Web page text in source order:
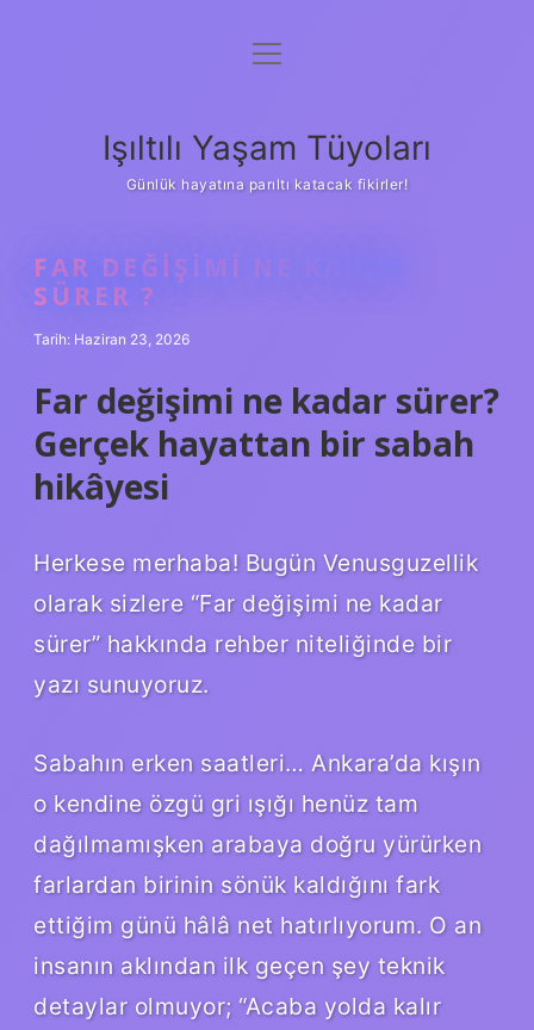
Anasayfa
Yasal Uyarı
menüyü
Işıltılı Yaşam Tüyoları
Günlük hayatına parıltı katacak fikirler!
FAR DEĞIŞIMI NE KADAR
SÜRER ?
Tarih: Haziran 23, 2026
Far değişimi ne kadar sürer?
Gerçek hayattan bir sabah
hikâyesi
Herkese merhaba! Bugün Venusguzellik
olarak sizlere “Far değişimi ne kadar
sürer” hakkında rehber niteliğinde bir
yazı sunuyoruz.
Sabahın erken saatleri… Ankara’da kışın
o kendine özgü gri ışığı henüz tam
dağılmamışken arabaya doğru yürürken
farlardan birinin sönük kaldığını fark
ettiğim günü hâlâ net hatırlıyorum. O an
insanın aklından ilk geçen şey teknik
detaylar olmuyor; “Acaba yolda kalır